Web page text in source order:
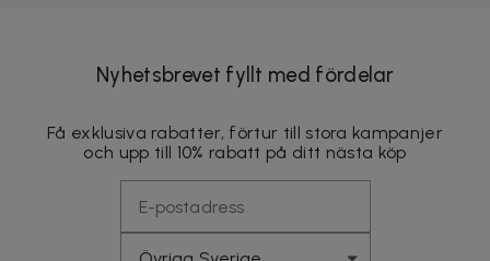
Nyhetsbrevet fyllt med fördelar
Få exklusiva rabatter, förtur till stora kampanjer
och upp till 10% rabatt på ditt nästa köp